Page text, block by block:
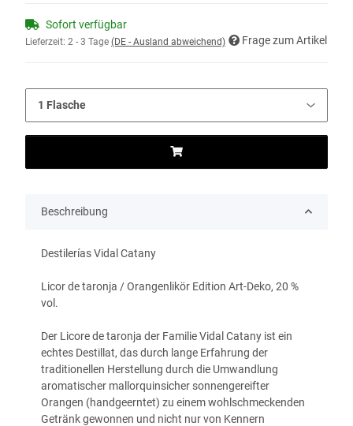
Sofort verfügbar
Lieferzeit: 2 - 3 Tage (DE - Ausland abweichend) Frage zum Artikel
Beschreibung
Destilerías Vidal Catany
Licor de taronja / Orangenlikör Edition Art-Deko, 20 %
vol.
Der Licore de taronja der Familie Vidal Catany ist ein
echtes Destillat, das durch lange Erfahrung der
traditionellen Herstellung durch die Umwandlung
aromatischer mallorquinsicher sonnengereifter
Orangen (handgeerntet) zu einem wohlschmeckenden
Getränk gewonnen und nicht nur von Kennern